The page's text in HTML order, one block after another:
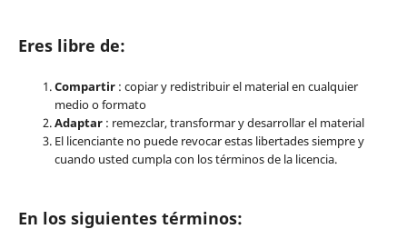
Eres libre de:
Compartir : copiar y redistribuir el material en cualquier
medio o formato
Adaptar : remezclar, transformar y desarrollar el material
El licenciante no puede revocar estas libertades siempre y
cuando usted cumpla con los términos de la licencia.
En los siguientes términos: